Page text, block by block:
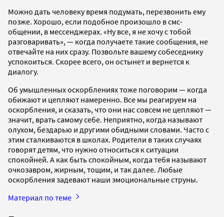
Можно дать человеку время подумать, перезвонить ему
позже. Хорошо, если подобное произошло в смс-
общении, в мессенджерах. «Ну все, я не хочу с тобой
разговаривать», — когда получаете такие сообщения, не
отвечайте на них сразу. Позвольте вашему собеседнику
успокоиться. Скорее всего, он остынет и вернется к
диалогу.
Об умышленных оскорблениях тоже поговорим — когда
обижают и цепляют намеренно. Все мы реагируем на
оскорбления, и сказать, что они нас совсем не цепляют —
значит, врать самому себе. Неприятно, когда называют
олухом, бездарью и другими обидными словами. Часто с
этим сталкиваются в школах. Родители в таких случаях
говорят детям, что нужно относиться к ситуации
спокойней. А как быть спокойным, когда тебя называют
очкозавром, жирным, тощим, и так далее. Любые
оскорбления задевают наши эмоциональные струны.
Материал по теме